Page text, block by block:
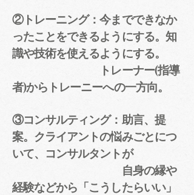
②トレーニング：今までできなか
ったことをできるようにする。知
識や技術を使えるようにする。
トレーナー(指導
者)からトレーニーへの一方向。
③コンサルティング：助言、提
案。クライアントの悩みごとにつ
いて、コンサルタントが
自身の縁や
経験などから「こうしたらいい」